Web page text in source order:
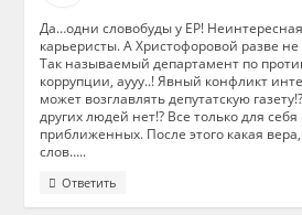
Да…одни словобуды у ЕР!
карьеристы. А Христофоровой разве
Так называемый департамент по
коррупции, аууу..! Явный конфликт
может возглавлять депутатскую
других людей нет!? Все только для
приближенных. После этого какая
слов…..
Ответить